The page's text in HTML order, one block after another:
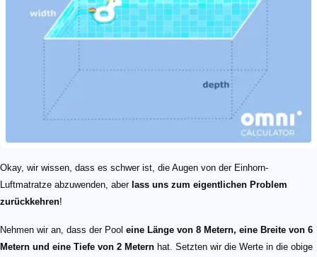
Okay, wir wissen, dass es schwer ist, die Augen von der Einhorn-
Luftmatratze abzuwenden, aber lass uns zum eigentlichen Problem
zurückkehren!
Nehmen wir an, dass der Pool eine Länge von 8 Metern, eine Breite von 6
Metern und eine Tiefe von 2 Metern hat. Setzten wir die Werte in die obige